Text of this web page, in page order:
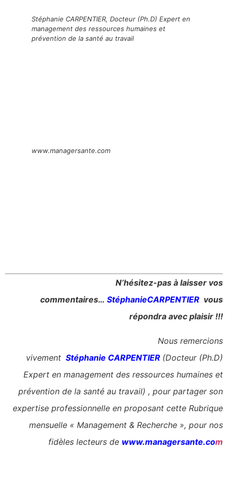
Stéphanie CARPENTIER, Docteur (Ph.D) Expert en
management des ressources humaines et
prévention de la santé au travail
www.managersante.com
N’hésitez-pas à laisser vos
commentaires… StéphanieCARPENTIER vous
répondra avec plaisir !!!
Nous remercions
vivement Stéphanie CARPENTIER (Docteur (Ph.D)
Expert en management des ressources humaines et
prévention de la santé au travail) , pour partager son
expertise professionnelle en proposant cette Rubrique
mensuelle « Management & Recherche », pour nos
fidèles lecteurs de www.managersante.com